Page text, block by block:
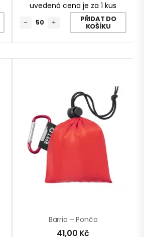
uvedená cena je za 1 kus
PŘIDAT DO
KOŠÍKU
Barrio – Pončo
41,00 Kč